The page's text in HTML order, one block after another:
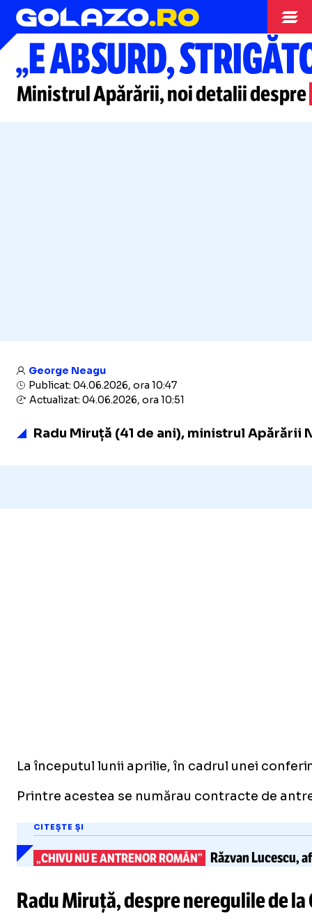
Diverse
„E ABSURD,
Ministrul Apărării, noi detalii despre
George Neagu
Publicat: 04.06.2026, ora 10:47
Actualizat: 04.06.2026, ora 10:51
Radu Miruță (41 de ani), ministrul Apărării
La începutul lunii aprilie, în cadrul unei
Printre acestea se numărau contracte de
CITEȘTE ȘI
„CHIVU NU E ANTRENOR ROMÂN” Răzvan Lucescu,
Radu Miruță, despre neregulile de